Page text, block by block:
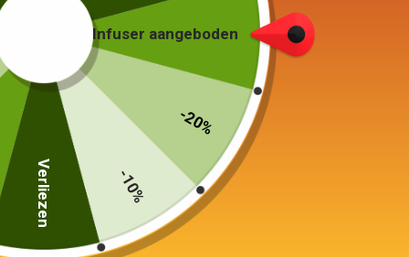
Keramische theepot
6 kopjes 800ml
59,00 €
Kleur
Schepen van
Infuser aangeboden
-20%
-10%
Verliezen